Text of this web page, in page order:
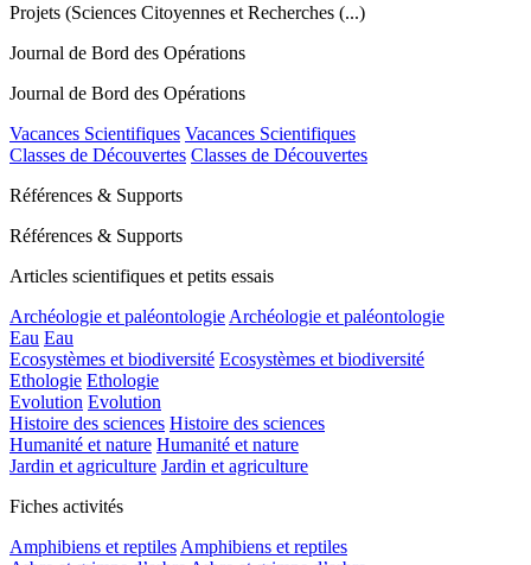
Projets (Sciences Citoyennes et Recherches (...)
Journal de Bord des Opérations
Journal de Bord des Opérations
Vacances Scientifiques Vacances Scientifiques
Classes de Découvertes Classes de Découvertes
Références & Supports
Références & Supports
Articles scientifiques et petits essais
Archéologie et paléontologie Archéologie et paléontologie
Eau Eau
Ecosystèmes et biodiversité Ecosystèmes et biodiversité
Ethologie Ethologie
Evolution Evolution
Histoire des sciences Histoire des sciences
Humanité et nature Humanité et nature
Jardin et agriculture Jardin et agriculture
Fiches activités
Amphibiens et reptiles Amphibiens et reptiles